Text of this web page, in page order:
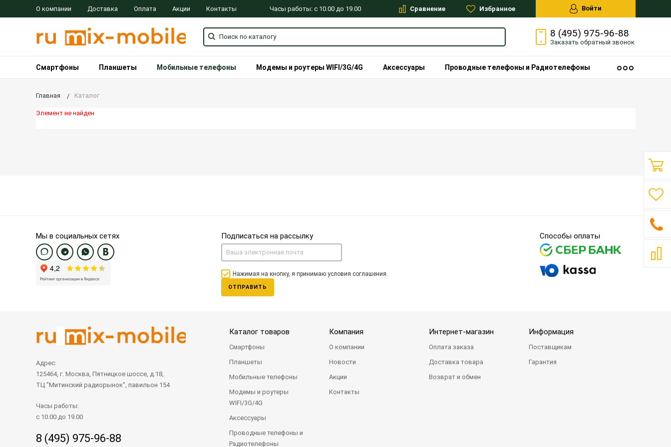
О компании Доставка Оплата Акции Контакты Часы работы: с 10.00 до 19.00 Сравнение Избранное Войти
8 (495) 975-96-88
Заказать обратный звонок
Смартфоны Планшеты Мобильные телефоны Модемы и роутеры WIFI/3G/4G Аксессуары Проводные телефоны и Радиотелефоны
Главная Каталог
Элемент не найден
Мы в социальных сетях Подписаться на рассылку
Нажимая на кнопку, я принимаю условия соглашения.
ОТПРАВИТЬ
Способы оплаты
Адрес:
125464, г. Москва, Пятницкое шоссе, д.18,
ТЦ "Митинский радиорынок", павильон 154
Часы работы:
с 10.00 до 19.00
8 (495) 975-96-88
Каталог товаров
Смартфоны
Планшеты
Мобильные телефоны
Модемы и роутеры
WIFI/3G/4G
Аксессуары
Проводные телефоны и
Радиотелефоны
Компания
О компании
Новости
Акции
Контакты
Интернет-магазин
Оплата заказа
Доставка товара
Возврат и обмен
Информация
Поставщикам
Гарантия